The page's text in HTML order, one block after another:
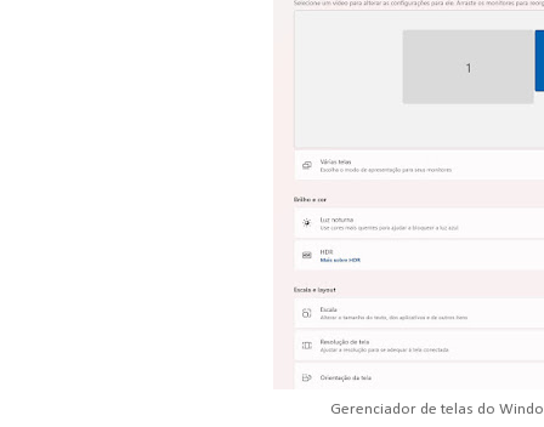
Gerenciador de telas do